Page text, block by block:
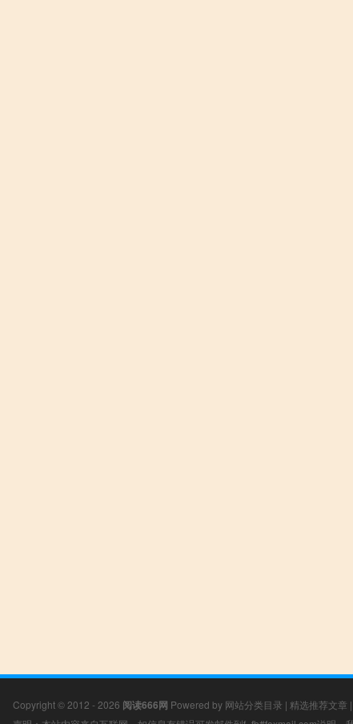
Copyright © 2012 - 2026 阅读666网 Powered by 网站分类目录 | 精选推荐文章 |